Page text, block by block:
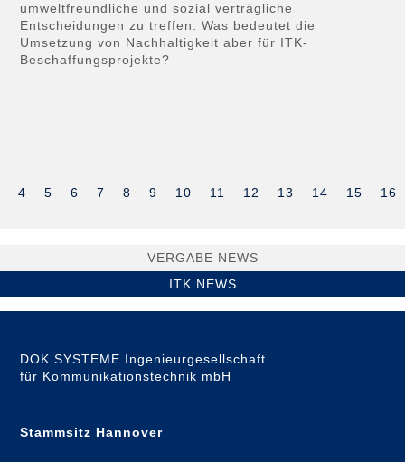
umweltfreundliche und sozial verträgliche
Entscheidungen zu treffen. Was bedeutet die
Umsetzung von Nachhaltigkeit aber für ITK-
Beschaffungsprojekte?
4 5 6 7 8 9 10 11 12 13 14 15 16
VERGABE NEWS
ITK NEWS
DOK SYSTEME Ingenieurgesellschaft
für Kommunikationstechnik mbH
Stammsitz Hannover